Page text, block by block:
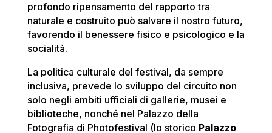
profondo ripensamento del rapporto tra
naturale e costruito può salvare il nostro futuro,
favorendo il benessere fisico e psicologico e la
socialità.
La politica culturale del festival, da sempre
inclusiva, prevede lo sviluppo del circuito non
solo negli ambiti ufficiali di gallerie, musei e
biblioteche, nonché nel Palazzo della
Fotografia di Photofestival (lo storico Palazzo